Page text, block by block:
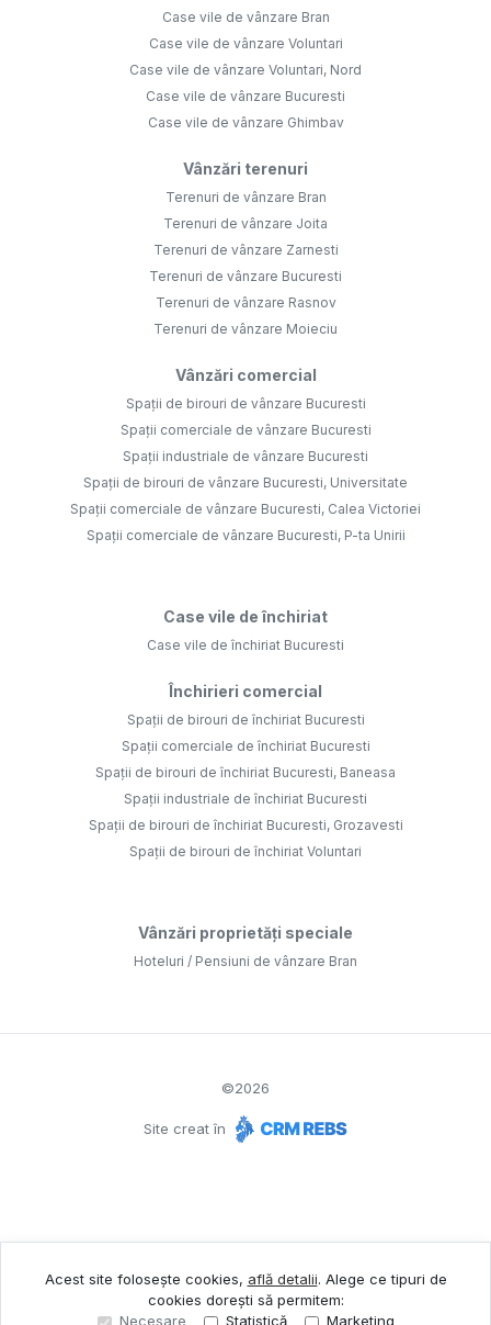
Case vile de vânzare Bran
Case vile de vânzare Voluntari
Case vile de vânzare Voluntari, Nord
Case vile de vânzare Bucuresti
Case vile de vânzare Ghimbav
Vânzări terenuri
Terenuri de vânzare Bran
Terenuri de vânzare Joita
Terenuri de vânzare Zarnesti
Terenuri de vânzare Bucuresti
Terenuri de vânzare Rasnov
Terenuri de vânzare Moieciu
Vânzări comercial
Spații de birouri de vânzare Bucuresti
Spații comerciale de vânzare Bucuresti
Spații industriale de vânzare Bucuresti
Spații de birouri de vânzare Bucuresti, Universitate
Spații comerciale de vânzare Bucuresti, Calea Victoriei
Spații comerciale de vânzare Bucuresti, P-ta Unirii
Case vile de închiriat
Case vile de închiriat Bucuresti
Închirieri comercial
Spații de birouri de închiriat Bucuresti
Spații comerciale de închiriat Bucuresti
Spații de birouri de închiriat Bucuresti, Baneasa
Spații industriale de închiriat Bucuresti
Spații de birouri de închiriat Bucuresti, Grozavesti
Spații de birouri de închiriat Voluntari
Vânzări proprietăți speciale
Hoteluri / Pensiuni de vânzare Bran
©2026
Site creat în
Acest site folosește cookies, află detalii. Alege ce tipuri de
cookies dorești să permitem:
Necesare
Statistică Marketing